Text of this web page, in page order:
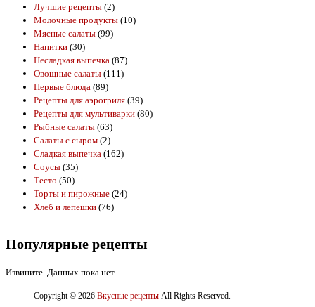
Лучшие рецепты (2)
Молочные продукты (10)
Мясные салаты (99)
Напитки (30)
Несладкая выпечка (87)
Овощные салаты (111)
Первые блюда (89)
Рецепты для аэрогриля (39)
Рецепты для мультиварки (80)
Рыбные салаты (63)
Салаты с сыром (2)
Сладкая выпечка (162)
Соусы (35)
Тесто (50)
Торты и пирожные (24)
Хлеб и лепешки (76)
Популярные рецепты
Извините. Данных пока нет.
Copyright © 2026 Вкусные рецепты All Rights Reserved.